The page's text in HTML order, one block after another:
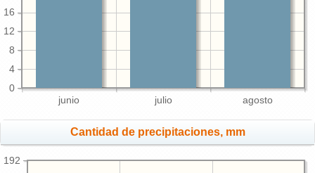
junio julio agosto
0
4
8
12
16
Cantidad de precipitaciones, mm
192